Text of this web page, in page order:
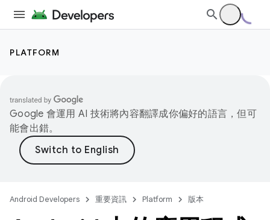
PLATFORM
Google 會運用 AI 技術將內容翻譯成你偏好的語言，但可
能會出錯。
Android Developers 重要資訊 Platform 版本